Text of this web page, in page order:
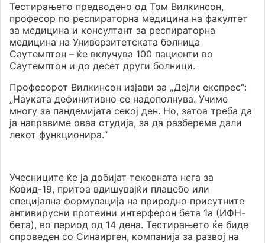
Тестирањето предводено од Том Вилкинсон,
професор по респираторна медицина на факултет
за медицина и консултант за респираторна
медицина на Универзитетската болница
Саутемптон – ќе вклучува 100 пациенти во
Саутемптон и до десет други болници.
Професорот Вилкинсон изјави за „Дејли експрес“:
„Науката дефинитивно се надополнува. Учиме
многу за пандемијата секој ден. Но, затоа треба да
ја направиме оваа студија, за да разбереме дали
лекот функционира.“
Учесниците ќе ја добијат тековната нега за
Ковид-19, притоа вдишувајќи плацебо или
специјална формулација на природно присутните
антивирусни протеини интерферон бета 1а (ИФН-
бета), во период од 14 дена. Тестирањето ќе биде
спроведен со Синаирген, компанија за развој на